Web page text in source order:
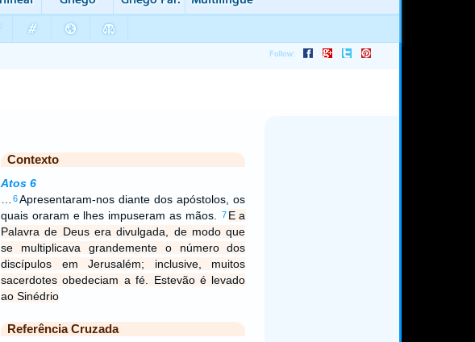
Contexto
Atos 6
6Apresentaram-nos diante dos apóstolos, os
quais oraram e lhes impuseram as mãos.
7 E a
Palavra de Deus era divulgada, de modo que
se multiplicava grandemente o número dos
discípulos em Jerusalém; inclusive, muitos
sacerdotes obedeciam a fé. Estevão é levado
ao Sinédrio
Referência Cruzada